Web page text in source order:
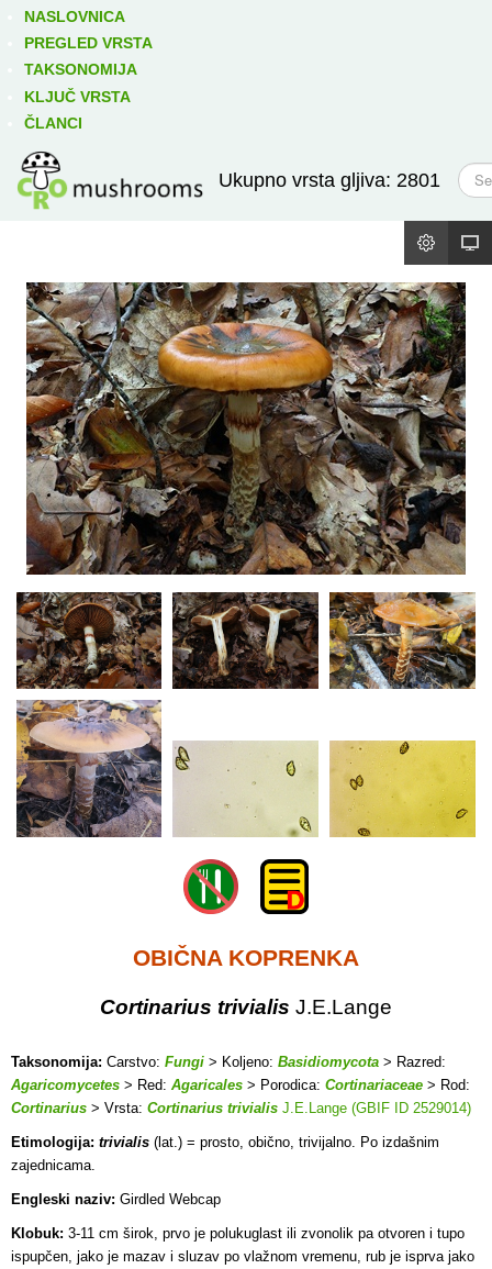
NASLOVNICA
PREGLED VRSTA
TAKSONOMIJA
KLJUČ VRSTA
ČLANCI
Ukupno vrsta gljiva: 2801
T
r
ž
OBIČNA KOPRENKA
Cortinarius trivialis J.E.Lange
Taksonomija: Carstvo: Fungi > Koljeno: Basidiomycota > Razred:
Agaricomycetes > Red: Agaricales > Porodica: Cortinariaceae > Rod:
Cortinarius > Vrsta: Cortinarius trivialis J.E.Lange (GBIF ID 2529014)
Etimologija: trivialis (lat.) = prosto, obično, trivijalno. Po izdašnim
zajednicama.
Engleski naziv: Girdled Webcap
Klobuk: 3-11 cm širok, prvo je polukuglast ili zvonolik pa otvoren i tupo
ispupčen, jako je mazav i sluzav po vlažnom vremenu, rub je isprva jako
Izravno podređene niže takse: